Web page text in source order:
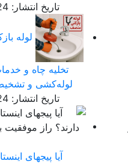
تاریخ انتشار: 24 آذر 1404
لوله
تخلیه چاه و
لوله‌کشی و
تاریخ انتشار: 24 آذر 1404
آیا پیجهای